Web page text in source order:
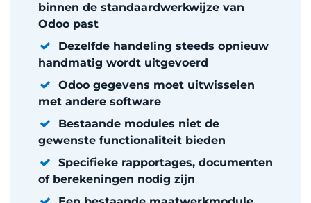
binnen de standaardwerkwijze van
Odoo past
Dezelfde handeling steeds opnieuw
handmatig wordt uitgevoerd
Odoo gegevens moet uitwisselen
met andere software
Bestaande modules niet de
gewenste functionaliteit bieden
Specifieke rapportages, documenten
of berekeningen nodig zijn